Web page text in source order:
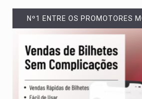
Nº1 ENTRE OS PROMOTORES